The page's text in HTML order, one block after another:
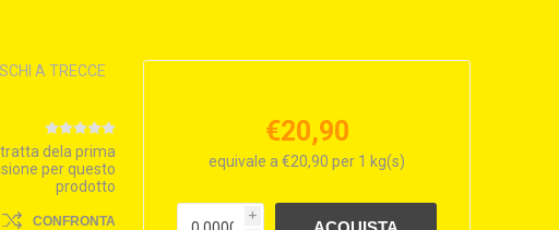
A TRECCE
dela prima
per questo
prodotto
CONFRONTA
€20,90
equivale a €20,90 per 1 kg(s)
i